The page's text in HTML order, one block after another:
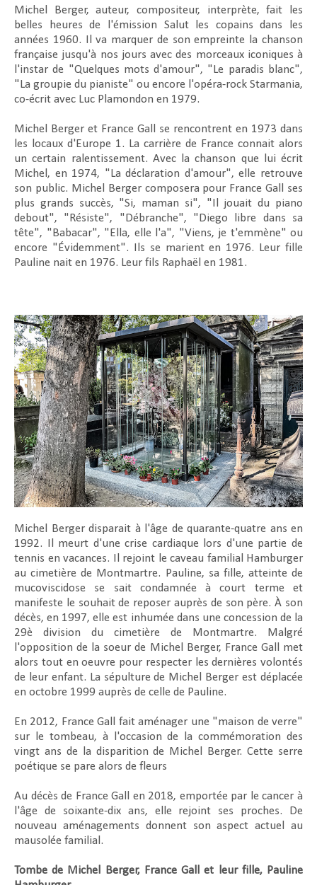
Michel Berger, auteur, compositeur, interprète, fait les
belles heures de l'émission Salut les copains dans les
années 1960. Il va marquer de son empreinte la chanson
française jusqu'à nos jours avec des morceaux iconiques à
l'instar de "Quelques mots d'amour", "Le paradis blanc",
"La groupie du pianiste" ou encore l'opéra-rock Starmania,
co-écrit avec Luc Plamondon en 1979.
Michel Berger et France Gall se rencontrent en 1973 dans
les locaux d'Europe 1. La carrière de France connait alors
un certain ralentissement. Avec la chanson que lui écrit
Michel, en 1974, "La déclaration d'amour", elle retrouve
son public. Michel Berger composera pour France Gall ses
plus grands succès, "Si, maman si", "Il jouait du piano
debout", "Résiste", "Débranche", "Diego libre dans sa
tête", "Babacar", "Ella, elle l'a", "Viens, je t'emmène" ou
encore "Évidemment". Ils se marient en 1976. Leur fille
Pauline nait en 1976. Leur fils Raphaël en 1981.
Michel Berger disparait à l'âge de quarante-quatre ans en
1992. Il meurt d'une crise cardiaque lors d'une partie de
tennis en vacances. Il rejoint le caveau familial Hamburger
au cimetière de Montmartre. Pauline, sa fille, atteinte de
mucoviscidose se sait condamnée à court terme et
manifeste le souhait de reposer auprès de son père. À son
décès, en 1997, elle est inhumée dans une concession de la
29è division du cimetière de Montmartre. Malgré
l'opposition de la soeur de Michel Berger, France Gall met
alors tout en oeuvre pour respecter les dernières volontés
de leur enfant. La sépulture de Michel Berger est déplacée
en octobre 1999 auprès de celle de Pauline.
En 2012, France Gall fait aménager une "maison de verre"
sur le tombeau, à l'occasion de la commémoration des
vingt ans de la disparition de Michel Berger. Cette serre
poétique se pare alors de fleurs
Au décès de France Gall en 2018, emportée par le cancer à
l'âge de soixante-dix ans, elle rejoint ses proches. De
nouveau aménagements donnent son aspect actuel au
mausolée familial.
Tombe de Michel Berger, France Gall et leur fille, Pauline